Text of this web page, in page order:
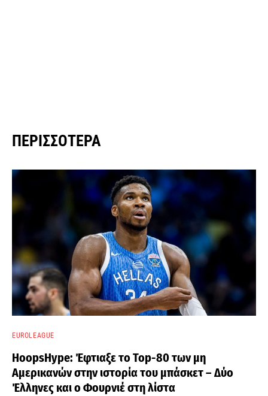
ΠΕΡΙΣΣΌΤΕΡΑ
EUROLEAGUE
HoopsHype: Έφτιαξε το Top-80 των μη
Αμερικανών στην ιστορία του μπάσκετ – Δύο
Έλληνες και ο Φουρνιέ στη λίστα